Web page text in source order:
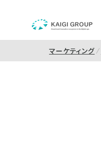
マーケティング